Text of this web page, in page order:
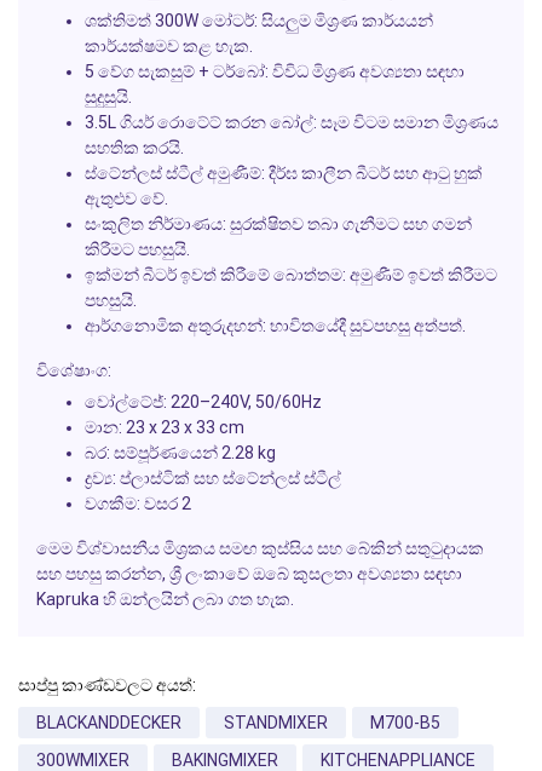
ශක්තිමත් 300W මෝටර්: සියලුම මිශ්‍රණ කාර්යයන්
කාර්යක්ෂමව කළ හැක.
5 වේග සැකසුම් + ටර්බෝ: විවිධ මිශ්‍රණ අවශ්‍යතා සඳහා
සුදුසුයි.
3.5L ගියර් රොටේට් කරන බෝල්: සෑම විටම සමාන මිශ්‍රණය
සහතික කරයි.
ස්ටේන්ලස් ස්ටීල් අමුණීම්: දීර්ඝ කාලීන බීටර් සහ ආටු හුක්
ඇතුළුව වේ.
සංකුලිත නිර්මාණය: සුරක්ෂිතව තබා ගැනීමට සහ ගමන්
කිරීමට පහසුයි.
ඉක්මන් බීටර් ඉවත් කිරීමේ බොත්තම: අමුණීම් ඉවත් කිරීමට
පහසුයි.
ආර්ගනොමික අතුරුදහන්: භාවිතයේදී සුවපහසු අත්පත්.
විශේෂාංග:
වෝල්ටේජ්: 220–240V, 50/60Hz
මාන: 23 x 23 x 33 cm
බර: සම්පූර්ණයෙන් 2.28 kg
ද්‍රව්‍ය: ප්ලාස්ටික් සහ ස්ටේන්ලස් ස්ටීල්
වගකීම: වසර 2
මෙම විශ්වාසනීය මිශ්‍රකය සමඟ කුස්සිය සහ බේකින් සතුටුදායක
සහ පහසු කරන්න, ශ්‍රී ලංකාවේ ඔබේ කුසලතා අවශ්‍යතා සඳහා
Kapruka හි ඔන්ලයින් ලබා ගත හැක.
සාප්පු කාණ්ඩවලට අයත්:
BLACKANDDECKER
STANDMIXER
M700-B5
300WMIXER
BAKINGMIXER KITCHENAPPLIANCE